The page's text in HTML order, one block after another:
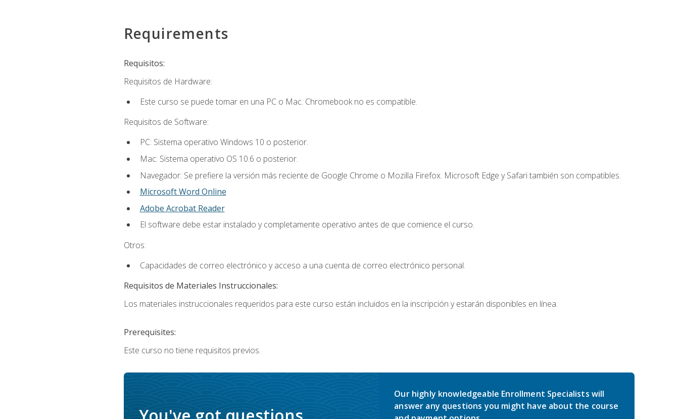
Requirements
Requisitos:
Requisitos de Hardware:
Este curso se puede tomar en una PC o Mac. Chromebook no es compatible.
Requisitos de Software:
PC: Sistema operativo Windows 10 o posterior.
Mac: Sistema operativo OS 10.6 o posterior.
Navegador: Se prefiere la versión más reciente de Google Chrome o Mozilla Firefox. Microsoft Edge y Safari también son compatibles.
Microsoft Word Online
Adobe Acrobat Reader
El software debe estar instalado y completamente operativo antes de que comience el curso.
Otros:
Capacidades de correo electrónico y acceso a una cuenta de correo electrónico personal.
Requisitos de Materiales Instruccionales:
Los materiales instruccionales requeridos para este curso están incluidos en la inscripción y estarán disponibles en línea.
Prerequisites:
Este curso no tiene requisitos previos.
Our highly knowledgeable Enrollment Specialists will
answer any questions you might have about the course